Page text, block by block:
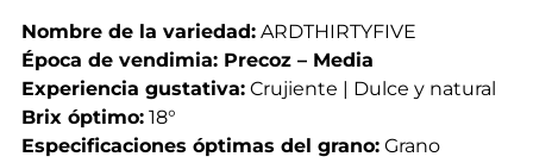
Nombre de la variedad: ARDTHIRTYFIVE
Época de vendimia: Precoz – Media
Experiencia gustativa: Crujiente | Dulce y natural
Brix óptimo: 18°
Especificaciones óptimas del grano: Grano